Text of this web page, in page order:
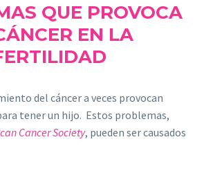
QUE PROVOCA
EN LA
del cáncer a veces provocan
tener un hijo. Estos problemas,
Cancer Society, pueden ser causados